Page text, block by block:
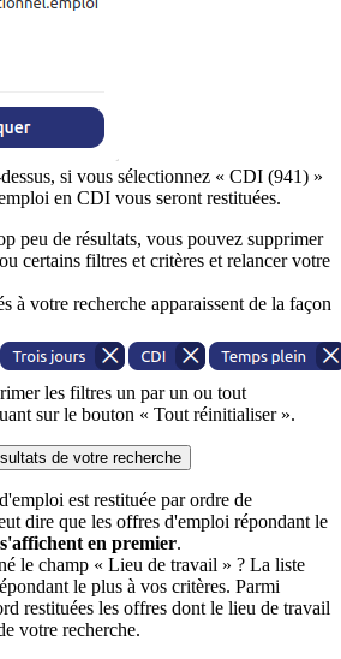
si vous sélectionnez « CDI (941) »
en CDI vous seront restituées.
peu de résultats, vous pouvez supprimer
certains filtres et critères et relancer votre
à votre recherche apparaissent de la façon
les filtres un par un ou tout
sur le bouton « Tout réinitialiser ».
de votre recherche
est restituée par ordre de
dire que les offres d'emploi répondant le
s'affichent en premier.
le champ « Lieu de travail » ? La liste
le plus à vos critères. Parmi
restituées les offres dont le lieu de travail
votre recherche.